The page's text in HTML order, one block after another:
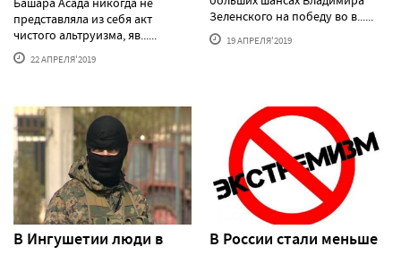
представляла из себя акт
чистого альтруизма, яв......
22 АПРЕЛЯ'2019
Зеленского на победу во в......
19 АПРЕЛЯ'2019
В Ингушетии люди в
В России стали меньше